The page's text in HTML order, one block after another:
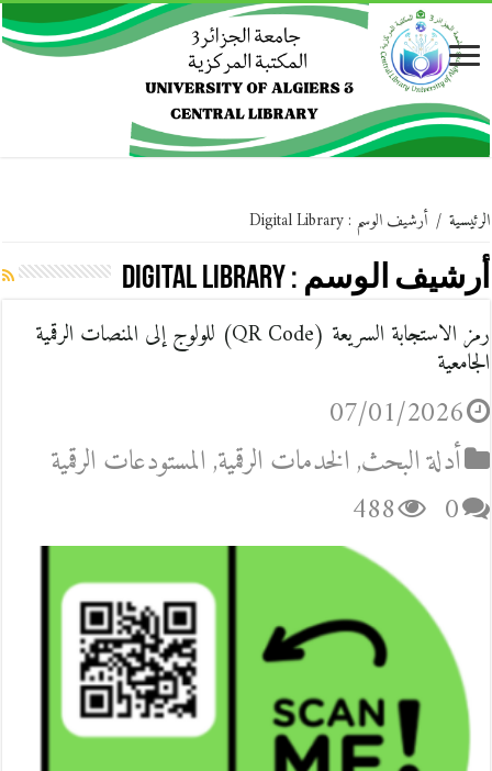
الرئيسية / أرشيف الوسم : Digital Library
أرشيف الوسم : Digital Library
رمز الاستجابة السريعة (QR Code) للولوج إلى المنصات الرقمية
الجامعية
07/01/2026
أدلة البحث,الخدمات الرقمية,المستودعات الرقمية
0
488